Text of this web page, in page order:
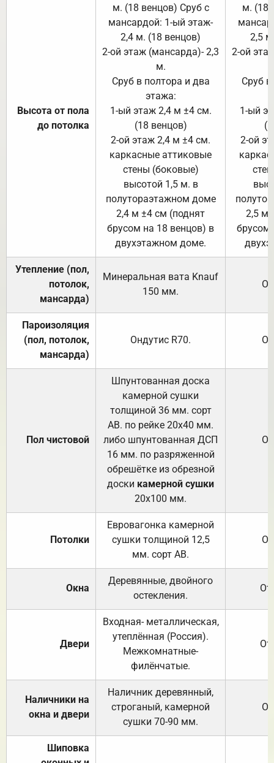
Высота от пола
до потолка
м. (18 венцов) Сруб с
мансардой: 1-ый этаж-
2,4 м. (18 венцов)
2-ой этаж (мансарда)- 2,3
м.
Сруб в полтора и два
этажа:
1-ый этаж 2,4 м ±4 см.
(18 венцов)
2-ой этаж 2,4 м ±4 см.
каркасные аттиковые
стены (боковые)
высотой 1,5 м. в
полутораэтажном доме
2,4 м ±4 см (поднят
брусом на 18 венцов) в
двухэтажном доме.
м. (18
2,5
2-ой
Сруб
1-ый
2-ой
2,5 м
брусом
Утепление (пол,
потолок,
мансарда)
Минеральная вата Knauf
150 мм.
Пароизоляция
(пол, потолок,
мансарда)
Ондутис R70.
Пол чистовой
Шпунтованная доска
камерной сушки
толщиной 36 мм. сорт
АВ. по рейке 20х40 мм.
либо шпунтованная ДСП
16 мм. по разряженной
обрешётке из обрезной
доски камерной сушки
20х100 мм.
Потолки
Евровагонка камерной
сушки толщиной 12,5
мм. сорт АВ.
Окна
Деревянные, двойного
остекления.
Двери
Входная- металлическая,
утеплённая (Россия).
Межкомнатные-
филёнчатые.
Наличники на
окна и двери
Наличник деревянный,
строганый, камерной
сушки 70-90 мм.
Шиповка